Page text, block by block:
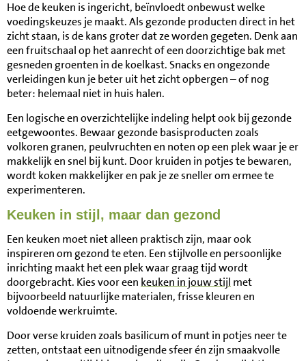
Hoe de keuken is ingericht, beïnvloedt onbewust welke
voedingskeuzes je maakt. Als gezonde producten direct in het
zicht staan, is de kans groter dat ze worden gegeten. Denk aan
een fruitschaal op het aanrecht of een doorzichtige bak met
gesneden groenten in de koelkast. Snacks en ongezonde
verleidingen kun je beter uit het zicht opbergen – of nog
beter: helemaal niet in huis halen.
Een logische en overzichtelijke indeling helpt ook bij gezonde
eetgewoontes. Bewaar gezonde basisproducten zoals
volkoren granen, peulvruchten en noten op een plek waar je er
makkelijk en snel bij kunt. Door kruiden in potjes te bewaren,
wordt koken makkelijker en pak je ze sneller om ermee te
experimenteren.
Keuken in stijl, maar dan gezond
Een keuken moet niet alleen praktisch zijn, maar ook
inspireren om gezond te eten. Een stijlvolle en persoonlijke
inrichting maakt het een plek waar graag tijd wordt
doorgebracht. Kies voor een keuken in jouw stijl met
bijvoorbeeld natuurlijke materialen, frisse kleuren en
voldoende werkruimte.
Door verse kruiden zoals basilicum of munt in potjes neer te
zetten, ontstaat een uitnodigende sfeer én zijn smaakvolle